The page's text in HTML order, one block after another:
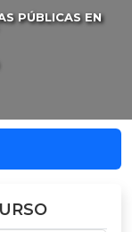
PÚBLICAS EN